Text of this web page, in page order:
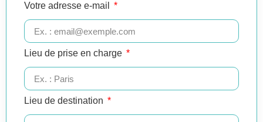
Votre adresse e-mail
Lieu de prise en charge
Lieu de destination